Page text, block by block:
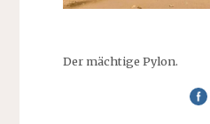
Der mächtige Pylon.